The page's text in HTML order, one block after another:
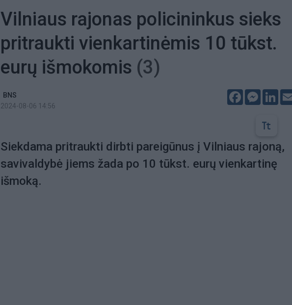
Vilniaus rajonas policininkus sieks
pritraukti vienkartinėmis 10 tūkst.
eurų išmokomis (3)
BNS
2024-08-06 14:56
Facebook
Siekdama pritraukti dirbti pareigūnus į Vilniaus rajoną,
savivaldybė jiems žada po 10 tūkst. eurų vienkartinę
išmoką.